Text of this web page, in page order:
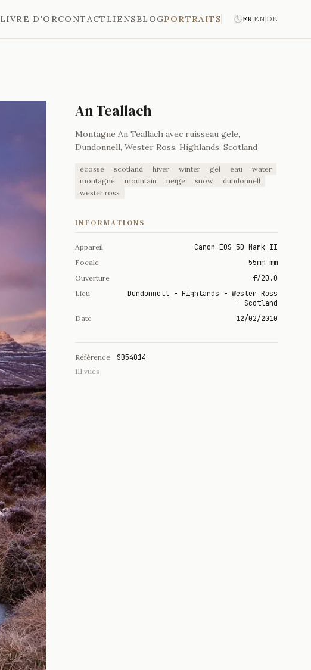
LIVRE D'ORCONTACT LIENSBLOGPORTRAITS FR|EN|DE
An Teallach
Montagne An Teallach avec ruisseau gele,
Dundonnell, Wester Ross, Highlands, Scotland
ecosse scotland hiver winter gel eau
water
montagne
mountain neige snow
dundonnell
wester ross
INFORMATIONS
Appareil Canon EOS 5D Mark II
Focale 55mm mm
Ouverture f/20.0
Lieu
Dundonnell - Highlands - Wester Ross
- Scotland
Date 12/02/2010
Référence SB54014
111 vues